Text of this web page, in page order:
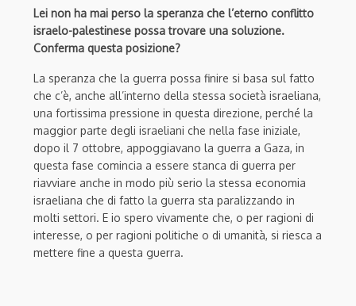
Lei non ha mai perso la speranza che l’eterno conflitto
israelo-palestinese possa trovare una soluzione.
Conferma questa posizione?
La speranza che la guerra possa finire si basa sul fatto
che c’è, anche all’interno della stessa società israeliana,
una fortissima pressione in questa direzione, perché la
maggior parte degli israeliani che nella fase iniziale,
dopo il 7 ottobre, appoggiavano la guerra a Gaza, in
questa fase comincia a essere stanca di guerra per
riavviare anche in modo più serio la stessa economia
israeliana che di fatto la guerra sta paralizzando in
molti settori. E io spero vivamente che, o per ragioni di
interesse, o per ragioni politiche o di umanità, si riesca a
mettere fine a questa guerra.